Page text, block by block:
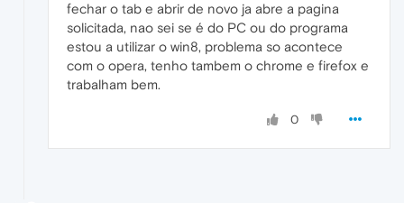
fechar o tab e abrir de novo ja abre a pagina
solicitada, nao sei se é do PC ou do programa
estou a utilizar o win8, problema so acontece
com o opera, tenho tambem o chrome e firefox e
trabalham bem.
0